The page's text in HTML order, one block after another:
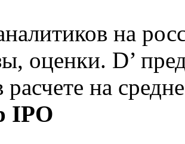
на
оценки. D’
расчете на
IPO